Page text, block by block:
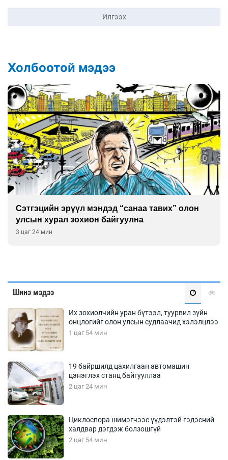
Илгээх
Холбоотой мэдээ
Сэтгэцийн эрүүл мэндэд “санаа тавих” олон
улсын хурал зохион байгуулна
3 цаг 24 мин
Шинэ мэдээ
Их зохиолчийн уран бүтээл, туурвил зүйн
онцлогийг олон улсын судлаачид хэлэлцлээ
1 цаг 54 мин
19 байршилд цахилгаан автомашин
цэнэглэх станц байгууллаа
2 цаг 24 мин
Циклоспора шимэгчээс үүдэлтэй гэдэсний
халдвар дэгдэж болзошгүй
2 цаг 54 мин